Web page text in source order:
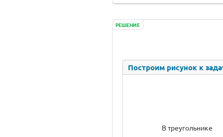
РЕШЕНИЕ
Построим рисунок к
В треугольнике